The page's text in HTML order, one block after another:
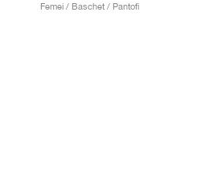
Femei / Baschet / Pantofi